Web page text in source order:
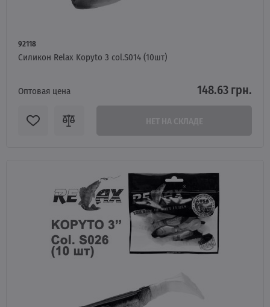
92118
Силикон Relax Kopyto 3 col.S014 (10шт)
Оптовая цена 148.63 грн.